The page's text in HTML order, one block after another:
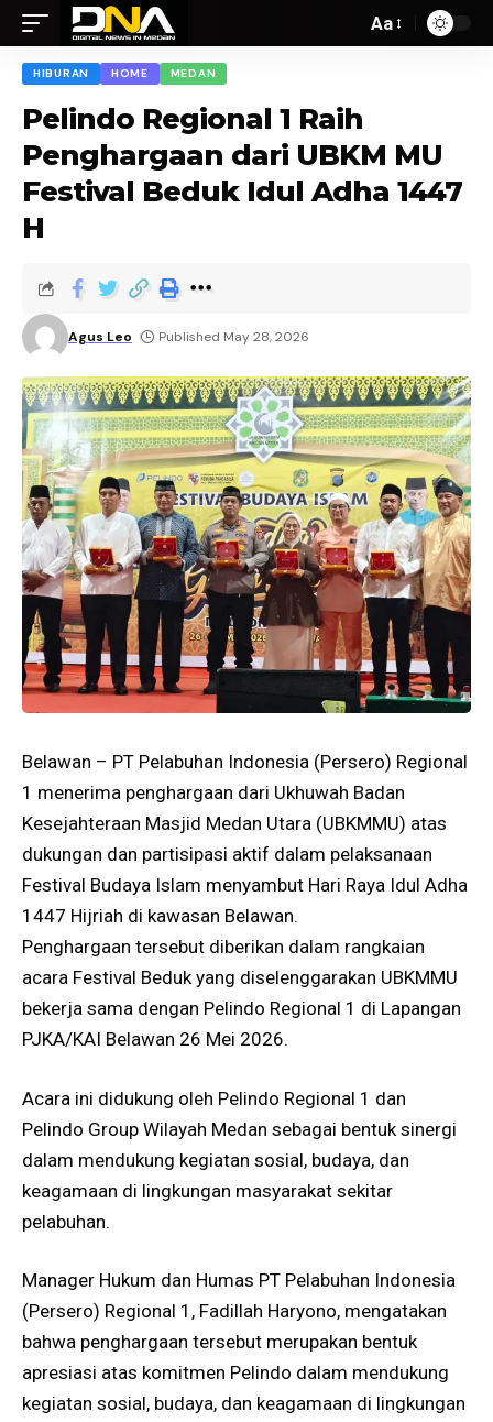
Aa
HIBURAN HOME MEDAN
Pelindo Regional 1 Raih
Penghargaan dari UBKM MU
Festival Beduk Idul Adha 1447
H
Agus Leo Published May 28, 2026
Belawan – PT Pelabuhan Indonesia (Persero) Regional
1 menerima penghargaan dari Ukhuwah Badan
Kesejahteraan Masjid Medan Utara (UBKMMU) atas
dukungan dan partisipasi aktif dalam pelaksanaan
Festival Budaya Islam menyambut Hari Raya Idul Adha
1447 Hijriah di kawasan Belawan.
Penghargaan tersebut diberikan dalam rangkaian
acara Festival Beduk yang diselenggarakan UBKMMU
bekerja sama dengan Pelindo Regional 1 di Lapangan
PJKA/KAI Belawan 26 Mei 2026.
Acara ini didukung oleh Pelindo Regional 1 dan
Pelindo Group Wilayah Medan sebagai bentuk sinergi
dalam mendukung kegiatan sosial, budaya, dan
keagamaan di lingkungan masyarakat sekitar
pelabuhan.
Manager Hukum dan Humas PT Pelabuhan Indonesia
(Persero) Regional 1, Fadillah Haryono, mengatakan
bahwa penghargaan tersebut merupakan bentuk
apresiasi atas komitmen Pelindo dalam mendukung
kegiatan sosial, budaya, dan keagamaan di lingkungan